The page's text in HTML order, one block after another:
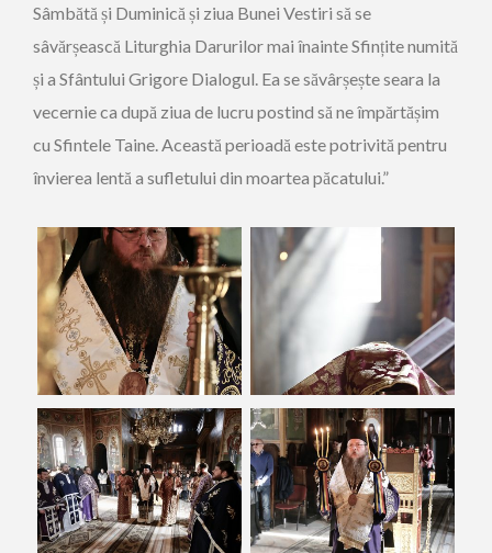
Sâmbătă și Duminică și ziua Bunei Vestiri să se
sâvărșească Liturghia Darurilor mai înainte Sfințite numită
și a Sfântului Grigore Dialogul. Ea se săvârșește seara la
vecernie ca după ziua de lucru postind să ne împărtășim
cu Sfintele Taine. Această perioadă este potrivită pentru
învierea lentă a sufletului din moartea păcatului.”